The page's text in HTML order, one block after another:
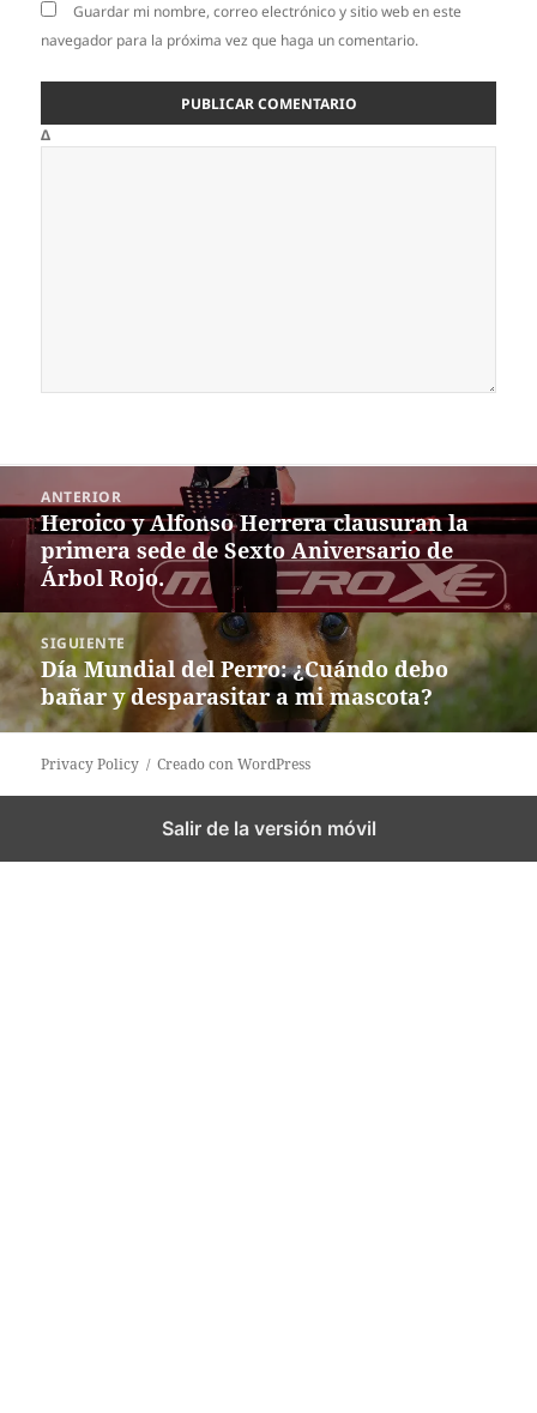
Guardar mi nombre, correo electrónico y sitio web en este
navegador para la próxima vez que haga un comentario.
Δ
de
entradas
ANTERIOR
Entrada
anterior:
Heroico y Alfonso Herrera clausuran la
primera sede de Sexto Aniversario de
Árbol Rojo.
SIGUIENTE
Siguiente
entrada:
Día Mundial del Perro: ¿Cuándo debo
bañar y desparasitar a mi mascota?
Privacy Policy Creado con WordPress
Salir de la versión móvil